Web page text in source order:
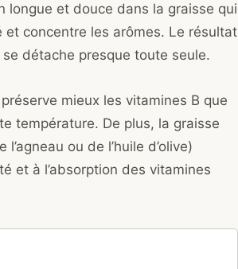
longue et douce dans la graisse qui
et concentre les arômes. Le résultat
détache presque toute seule.
mieux les vitamines B que
température. De plus, la graisse
ou de l’huile d’olive)
et à l’absorption des vitamines